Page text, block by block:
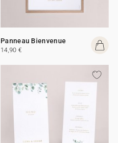
Panneau Bienvenue
14,90 €